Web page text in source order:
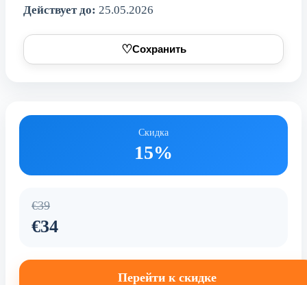
Действует до: 25.05.2026
♡Сохранить
Скидка
15%
€39
€34
Перейти к скидке